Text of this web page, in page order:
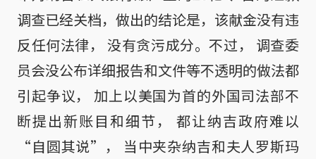
调查已经关档，做出的结论是，该献金没有违
反任何法律， 没有贪污成分。不过， 调查委
员会没公布详细报告和文件等不透明的做法都
引起争议， 加上以美国为首的外国司法部不
断提出新账目和细节， 都让纳吉政府难以
“自圆其说”， 当中夹杂纳吉和夫人罗斯玛